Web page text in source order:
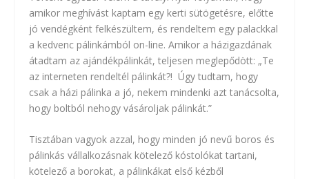
amikor meghívást kaptam egy kerti sütögetésre, előtte
jó vendégként felkészültem, és rendeltem egy palackkal
a kedvenc pálinkámból on-line. Amikor a házigazdának
átadtam az ajándékpálinkát, teljesen meglepődött: „Te
az interneten rendeltél pálinkát?! Úgy tudtam, hogy
csak a házi pálinka a jó, nekem mindenki azt tanácsolta,
hogy boltból nehogy vásároljak pálinkát.”
Tisztában vagyok azzal, hogy minden jó nevű boros és
pálinkás vállalkozásnak kötelező kóstolókat tartani,
kötelező a borokat, a pálinkákat első kézből